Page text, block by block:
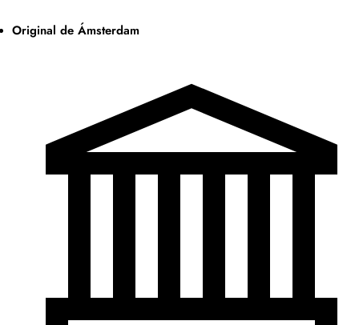
Original de Ámsterdam